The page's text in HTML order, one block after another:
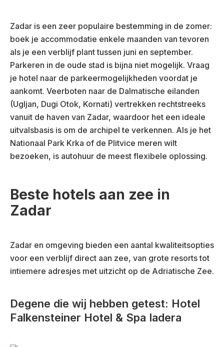
Zadar is een zeer populaire bestemming in de zomer:
boek je accommodatie enkele maanden van tevoren
als je een verblijf plant tussen juni en september.
Parkeren in de oude stad is bijna niet mogelijk. Vraag
je hotel naar de parkeermogelijkheden voordat je
aankomt. Veerboten naar de Dalmatische eilanden
(Ugljan, Dugi Otok, Kornati) vertrekken rechtstreeks
vanuit de haven van Zadar, waardoor het een ideale
uitvalsbasis is om de archipel te verkennen. Als je het
Nationaal Park Krka of de Plitvice meren wilt
bezoeken, is autohuur de meest flexibele oplossing.
Beste hotels aan zee in
Zadar
Zadar en omgeving bieden een aantal kwaliteitsopties
voor een verblijf direct aan zee, van grote resorts tot
intiemere adresjes met uitzicht op de Adriatische Zee.
Degene die wij hebben getest: Hotel
Falkensteiner Hotel & Spa Iadera